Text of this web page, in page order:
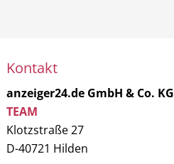
Kontakt
anzeiger24.de GmbH & Co. KG
TEAM
Klotzstraße 27
D-40721 Hilden